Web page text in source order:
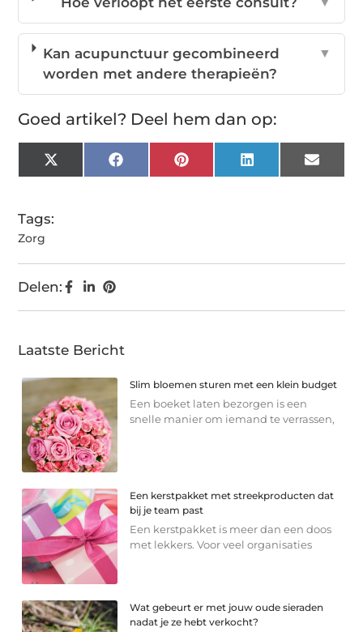
Kan acupunctuur gecombineerd
worden met andere therapieën?
▼
Goed artikel? Deel hem dan op:
X
(Twitter)
FacebookPinterest LinkedIn Email
Tags:
Zorg
Delen:
Laatste Bericht
Slim bloemen sturen met een klein budget
Een boeket laten bezorgen is een
snelle manier om iemand te verrassen,
Een kerstpakket met streekproducten dat
bij je team past
Een kerstpakket is meer dan een doos
met lekkers. Voor veel organisaties
Wat gebeurt er met jouw oude sieraden
nadat je ze hebt verkocht?